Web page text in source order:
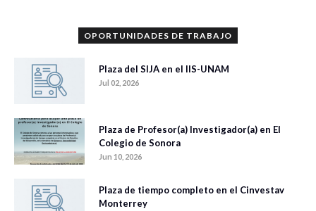
OPORTUNIDADES DE TRABAJO
Plaza del SIJA en el IIS-UNAM
Jul 02, 2026
Plaza de Profesor(a) Investigador(a) en El
Colegio de Sonora
Jun 10, 2026
Plaza de tiempo completo en el Cinvestav
Monterrey